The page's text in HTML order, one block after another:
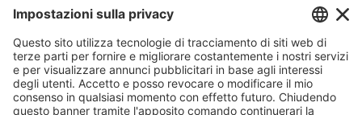
CONTATTI
Edi.Ermes srl
Viale E. Forlanini, 21 - 20134, Milano